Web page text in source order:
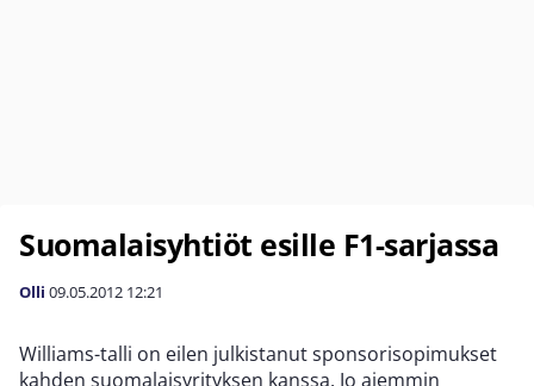
Suomalaisyhtiöt esille F1-sarjassa
Olli 09.05.2012 12:21
Williams-talli on eilen julkistanut sponsorisopimukset
kahden suomalaisyrityksen kanssa. Jo aiemmin